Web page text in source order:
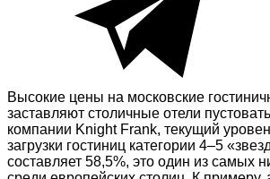
Высокие цены на московские
заставляют столичные отели
компании Knight Frank, текущий
загрузки гостиниц категории 4–5
составляет 58,5%, это один из самых